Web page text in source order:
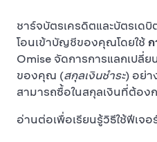
ชาร์จบัตรเครดิตและบัตรเดบิ
โอนเข้าบัญชีของคุณโดยใช้ ก
Omise จัดการการแลกเปลี่ย
ของคุณ (สกุลเงินชำระ) อย่า
สามารถซื้อในสกุลเงินที่ต้อง
อ่านต่อเพื่อเรียนรู้วิธีใช้ฟีเจอ